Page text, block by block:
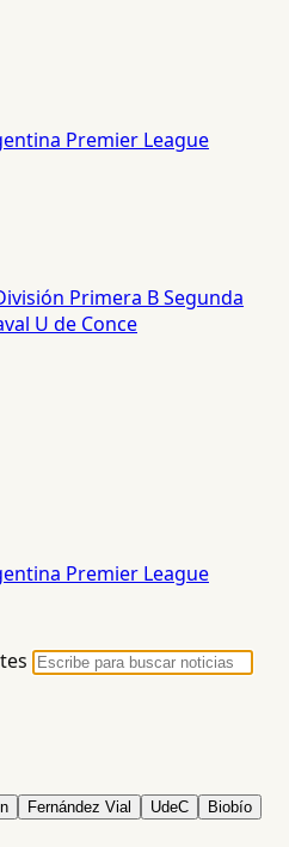
Premier League
Primera BSegunda
U de Conce
Premier League
Fernández Vial UdeC Biobío